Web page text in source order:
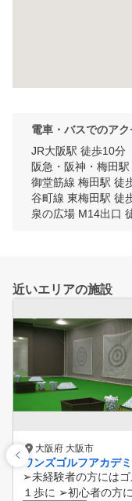
電車・バスでのアク
JR大阪駅 徒歩10分
阪急・阪神・梅田
御堂筋線 梅田駅 徒
谷町線 東梅田駅 徒
泉の広場 M14出口
近いエリアの施設
大阪府 大阪市
ワンズゴルフアカデ
➢未経験者の方には
１歩に ➢初心者の方に